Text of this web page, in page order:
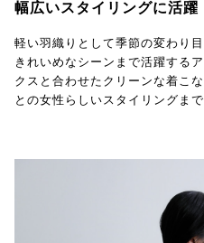
幅広いスタイリングに活躍
軽い羽織りとして季節の変わり
きれいめなシーンまで活躍する
クスと合わせたクリーンな着こ
との女性らしいスタイリングま